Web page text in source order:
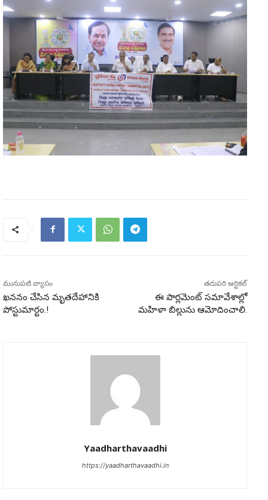
మునుపటి వ్యాసం
ఖననం చేసిన మృతదేహానికి
పోస్టుమార్టం.!
తదుపరి ఆర్టికల్
ఈ పార్ల‌మెంట్ స‌మావేశాల్లో
మ‌హిళా బిల్లును ఆమోదించాలి.
Yaadharthavaadhi
https://yaadharthavaadhi.in